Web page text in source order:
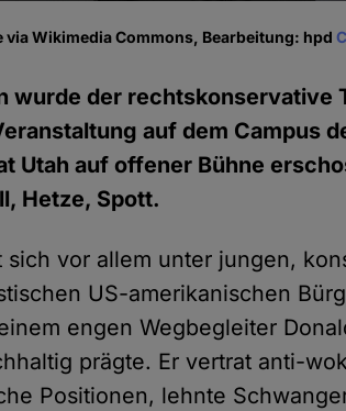
via Wikimedia Commons, Bearbeitung: hpd
wurde der rechtskonservative
auf dem Campus
Utah auf offener Bühne
Hetze, Spott.
sich vor allem unter jungen,
US-amerikanischen
engen Wegbegleiter
prägte. Er vertrat anti-
Positionen, lehnte